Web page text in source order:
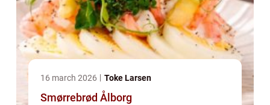
16 march 2026 Toke Larsen
Smørrebrød Ålborg